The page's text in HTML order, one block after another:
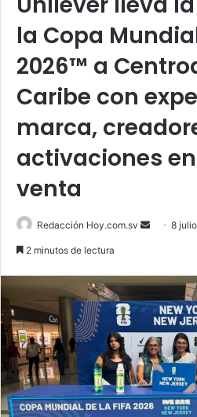
la Copa
2026™ a
Caribe con
marca,
activaciones
venta
Redacción Hoy.com.sv
Send8
2 minutos de lectura